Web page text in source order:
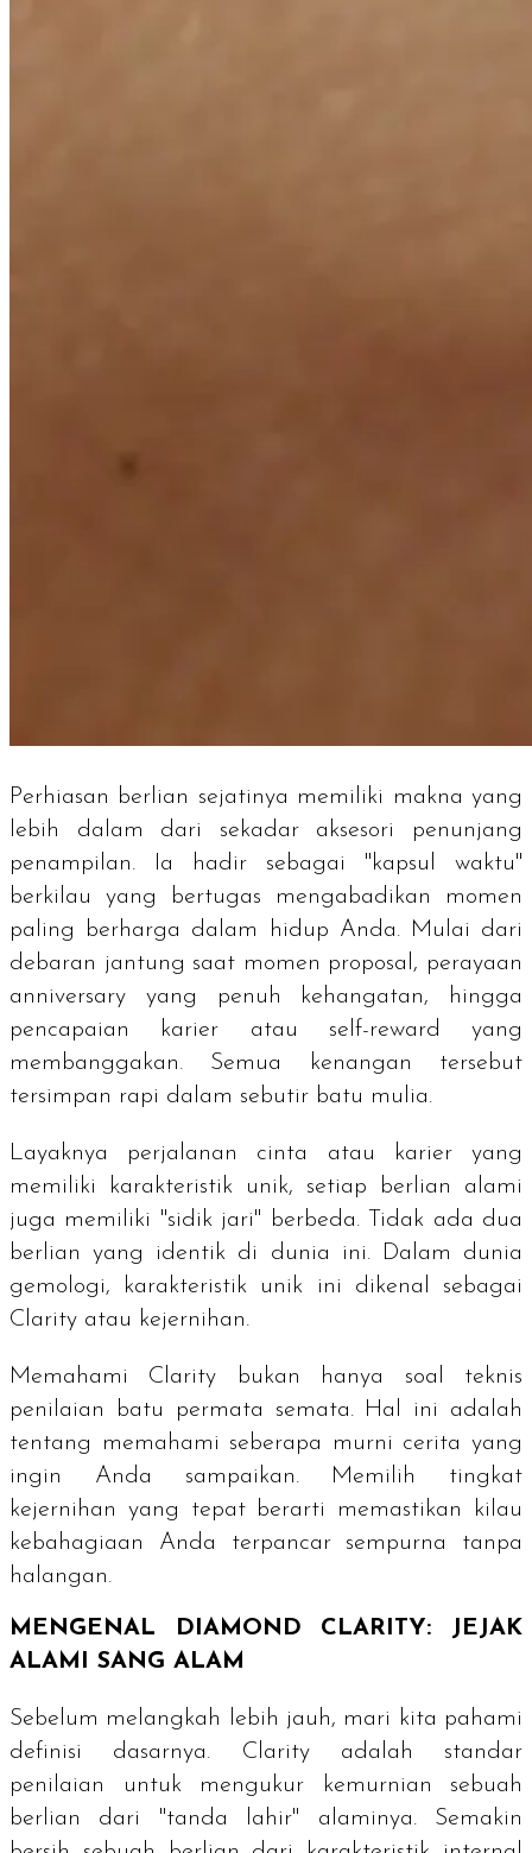
Perhiasan berlian sejatinya memiliki makna yang
lebih dalam dari sekadar aksesori penunjang
penampilan. Ia hadir sebagai "kapsul waktu"
berkilau yang bertugas mengabadikan momen
paling berharga dalam hidup Anda. Mulai dari
debaran jantung saat momen proposal , perayaan
anniversary yang penuh kehangatan, hingga
pencapaian karier atau self-reward
yang
membanggakan. Semua kenangan tersebut
tersimpan rapi dalam sebutir batu mulia.
Layaknya perjalanan cinta atau karier yang
memiliki karakteristik unik, setiap berlian alami
juga memiliki "sidik jari" berbeda. Tidak ada dua
berlian yang identik di dunia ini. Dalam dunia
gemologi, karakteristik unik ini dikenal sebagai
Clarity atau kejernihan.
Memahami Clarity bukan hanya soal teknis
penilaian batu permata semata. Hal ini adalah
tentang memahami seberapa murni cerita yang
ingin Anda sampaikan. Memilih tingkat
kejernihan yang tepat berarti memastikan kilau
kebahagiaan Anda terpancar sempurna tanpa
halangan.
MENGENAL DIAMOND CLARITY: JEJAK
ALAMI SANG ALAM
Sebelum melangkah lebih jauh, mari kita pahami
definisi dasarnya. Clarityadalah standar
penilaian untuk mengukur kemurnian sebuah
berlian dari "tanda lahir" alaminya. Semakin